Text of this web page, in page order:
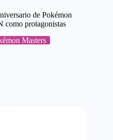
de Pokémon
como protagonistas
Masters